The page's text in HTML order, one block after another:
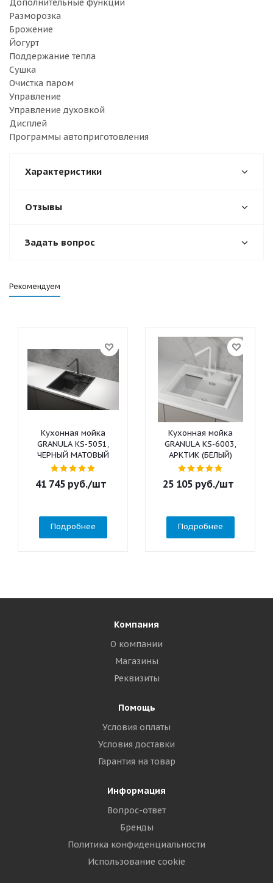
Дополнительные функции
Разморозка
Брожение
Йогурт
Поддержание тепла
Сушка
Очистка паром
Управление
Управление духовкой
Дисплей
Программы автоприготовления
Характеристики
Отзывы
Задать вопрос
Рекомендуем
Кухонная мойка
GRANULA KS-5051,
ЧЕРНЫЙ МАТОВЫЙ
41 745 руб./шт
Подробнее
Кухонная мойка
GRANULA KS-6003,
АРКТИК (БЕЛЫЙ)
25 105 руб./шт
Подробнее
Компания
О компании
Магазины
Реквизиты
Помощь
Условия оплаты
Условия доставки
Гарантия на товар
Информация
Вопрос-ответ
Бренды
Политика конфиденциальности
Использование cookie